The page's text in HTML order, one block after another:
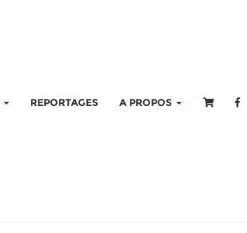
REPORTAGES A PROPOS